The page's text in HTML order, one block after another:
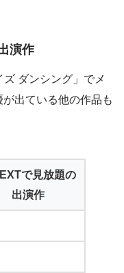
演作
ダンシング」でメ
出ている他の作品も
で見放題の
出演作